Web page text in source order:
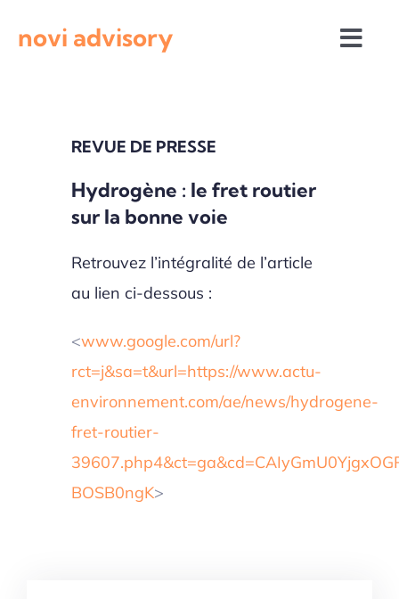
novi advisory
Actualités institutionnelles
Appels à projets
REVUE DE PRESSE
Hydrogène : le fret routier
sur la bonne voie
Retrouvez l’intégralité de l’article
au lien ci-dessous :
<www.google.com/url?
rct=j&sa=t&url=https://www.actu-
environnement.com/ae/news/hydrogene-
fret-routier-
BOSB0ngK>